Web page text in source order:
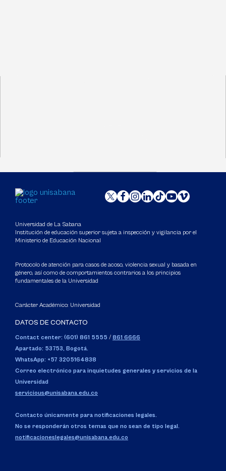
Universidad de La Sabana
Institución de educación superior sujeta a inspección y vigilancia por el
Ministerio de Educación Nacional
Protocolo de atención para casos de acoso, violencia sexual y basada en
género, así como de comportamientos contrarios a los principios
fundamentales de la Universidad
Carácter Académico: Universidad
DATOS DE CONTACTO
Contact center: (601) 861 5555 / 861 6666
Apartado: 53753, Bogotá.
WhatsApp: +57 3205164838
Correo electrónico para inquietudes generales y servicios de la
Universidad
servicious@unisabana.edu.co
Contacto únicamente para notificaciones legales.
No se responderán otros temas que no sean de tipo legal.
notificacioneslegales@unisabana.edu.co